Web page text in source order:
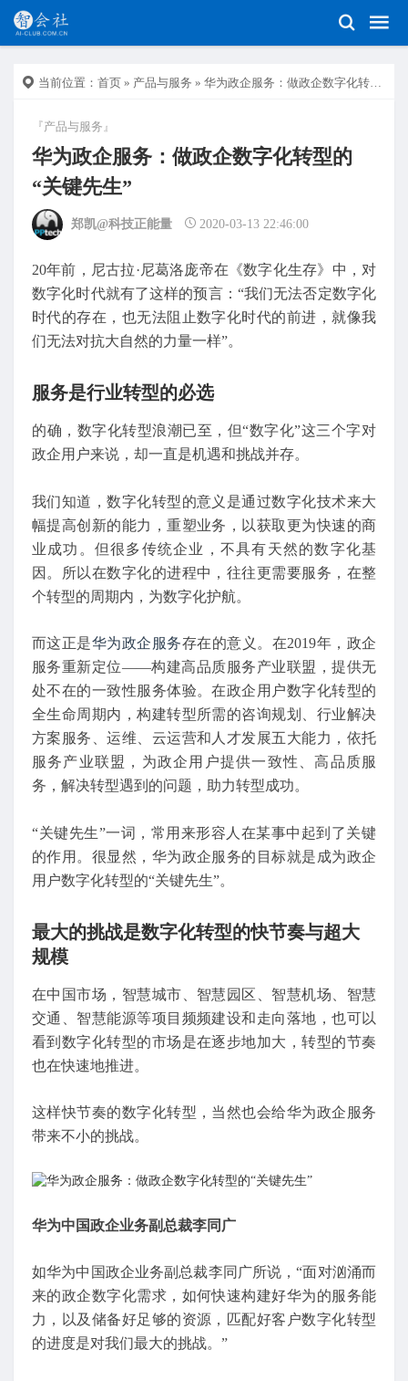
当前位置： 首页 » 产品与服务 » 华为政企服务：做政企数字化转型的“关键先生”
『产品与服务』
华为政企服务：做政企数字化转型的
“关键先生”
郑凯@科技正能量 2020-03-13 22:46:00
20年前，尼古拉·尼葛洛庞帝在《数字化生存》中，对
数字化时代就有了这样的预言：“我们无法否定数字化
时代的存在，也无法阻止数字化时代的前进，就像我
们无法对抗大自然的力量一样”。
服务是行业转型的必选
的确，数字化转型浪潮已至，但“数字化”这三个字对
政企用户来说，却一直是机遇和挑战并存。
我们知道，数字化转型的意义是通过数字化技术来大
幅提高创新的能力，重塑业务，以获取更为快速的商
业成功。但很多传统企业，不具有天然的数字化基
因。所以在数字化的进程中，往往更需要服务，在整
个转型的周期内，为数字化护航。
而这正是华为政企服务存在的意义。在2019年，政企
服务重新定位——构建高品质服务产业联盟，提供无
处不在的一致性服务体验。在政企用户数字化转型的
全生命周期内，构建转型所需的咨询规划、行业解决
方案服务、运维、云运营和人才发展五大能力，依托
服务产业联盟，为政企用户提供一致性、高品质服
务，解决转型遇到的问题，助力转型成功。
“关键先生”一词，常用来形容人在某事中起到了关键
的作用。很显然，华为政企服务的目标就是成为政企
用户数字化转型的“关键先生”。
最大的挑战是数字化转型的快节奏与超大
规模
在中国市场，智慧城市、智慧园区、智慧机场、智慧
交通、智慧能源等项目频频建设和走向落地，也可以
看到数字化转型的市场是在逐步地加大，转型的节奏
也在快速地推进。
这样快节奏的数字化转型，当然也会给华为政企服务
带来不小的挑战。
华为中国政企业务副总裁李同广
如华为中国政企业务副总裁李同广所说，“面对汹涌而
来的政企数字化需求，如何快速构建好华为的服务能
力，以及储备好足够的资源，匹配好客户数字化转型
的进度是对我们最大的挑战。”